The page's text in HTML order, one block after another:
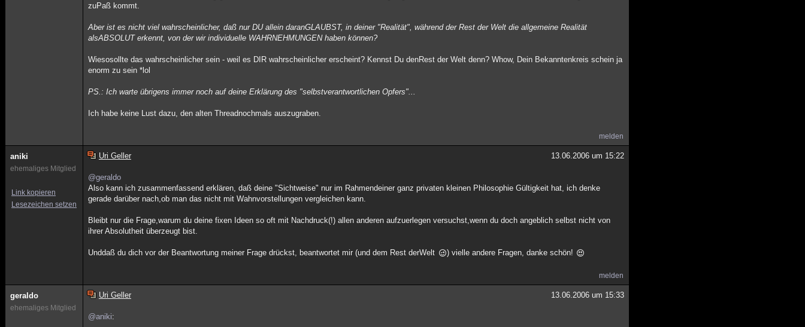
zuPaß kommt.
Aber ist es nicht viel wahrscheinlicher, daß nur DU allein daranGLAUBST, in deiner "Realität", während der Rest der Welt die allgemeine Realität
alsABSOLUT erkennt, von der wir individuelle WAHRNEHMUNGEN haben können?
Wiesosollte das wahrscheinlicher sein - weil es DIR wahrscheinlicher erscheint? Kennst Du denRest der Welt denn? Whow, Dein Bekanntenkreis schein ja
enorm zu sein *lol
PS.: Ich warte übrigens immer noch auf deine Erklärung des "selbstverantwortlichen Opfers"...
Ich habe keine Lust dazu, den alten Threadnochmals auszugraben.
melden
aniki
ehemaliges Mitglied
Link kopieren
Lesezeichen setzen
Uri Geller 13.06.2006 um 15:22
@geraldo
Also kann ich zusammenfassend erklären, daß deine "Sichtweise" nur im Rahmendeiner ganz privaten kleinen Philosophie Gültigkeit hat, ich denke
gerade darüber nach,ob man das nicht mit Wahnvorstellungen vergleichen kann.
Bleibt nur die Frage,warum du deine fixen Ideen so oft mit Nachdruck(!) allen anderen aufzuerlegen versuchst,wenn du doch angeblich selbst nicht von
ihrer Absolutheit überzeugt bist.
Unddaß du dich vor der Beantwortung meiner Frage drückst, beantwortet mir (und dem Rest derWelt ) vielle andere Fragen, danke schön!
melden
geraldo
ehemaliges Mitglied
Uri Geller 13.06.2006 um 15:33
@aniki: